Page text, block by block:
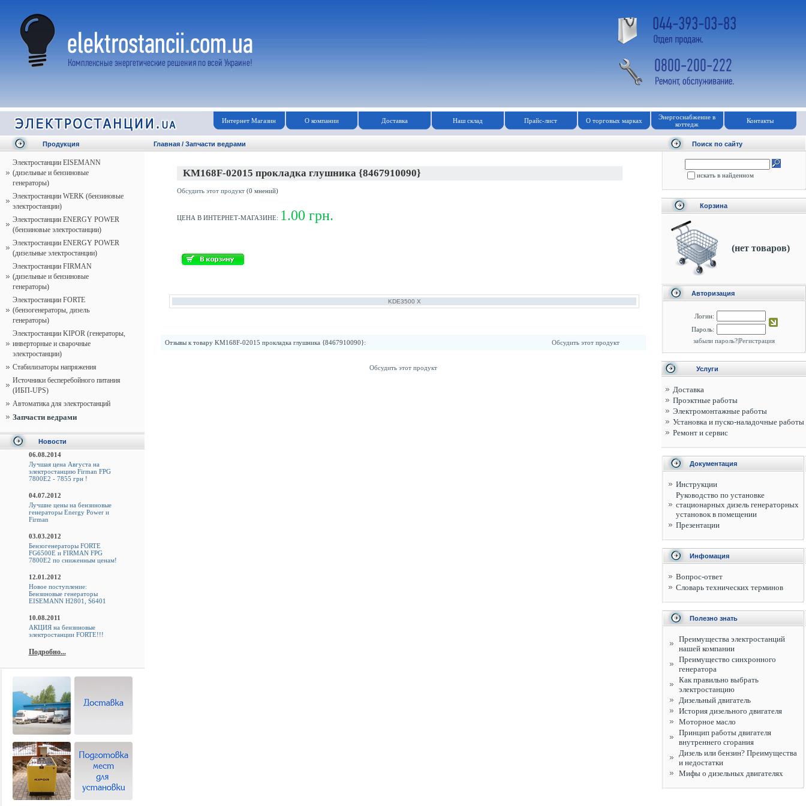
Интернет Магазин О компании Доставка Наш склад Прайс-лист О торговых марках
Энергоснабжение в
коттедж
Контакты
Продукция
Электростанции EISEMANN
(дизельные и бензиновые
генераторы)
Электростанции WERK (бензиновые
электростанции)
Электростанции ENERGY POWER
(бензиновые электростанции)
Электростанции ENERGY POWER
(дизельные электростанции)
Электростанции FIRMAN
(дизельные и бензиновые
генераторы)
Электростанции FORTE
(бензогенераторы, дизель
генераторы)
Электростанции KIPOR (генераторы,
инверторные и сварочные
электростанции)
Стабилизаторы напряжения
Источники бесперебойного питания
(ИБП-UPS)
Автоматика для электростанций
Запчасти ведрами
Новости
06.08.2014
Лучшая цена Августа на
электростанцию Firman FPG
7800E2 - 7855 грн !
04.07.2012
Лучшие цены на бензиновые
генераторы Energy Power и
Firman
03.03.2012
Бензогенераторы FORTE
FG6500E и FIRMAN FPG
7800E2 по сниженным ценам!
12.01.2012
Новое поступление:
Бензиновые генераторы
EISEMANN H2801, S6401
10.08.2011
АКЦИЯ на бензиновые
электростанции FORTE!!!
Подробно...
Главная / Запчасти ведрами
KM168F-02015 прокладка глушника {8467910090}
Обсудить этот продукт (0 мнений)
ЦЕНА В ИНТЕРНЕТ-МАГАЗИНЕ: 1.00 грн.
KDE3500 Х
Отзывы к товару KM168F-02015 прокладка глушника {8467910090}: Обсудить этот продукт
Обсудить этот продукт
Поиск по сайту
искать в найденном
Корзина
(нет товаров)
Авторизация
Логин:
Пароль:
забыли пароль?|Регистрация
Услуги
Доставка
Проэктные работы
Электромонтажные работы
Установка и пуско-наладочные работы
Ремонт и сервис
Документация
Инструкции
Руководство по установке
стационарных дизель генераторных
установок в помещении
Презентации
Инфомация
Вопрос-ответ
Словарь технических терминов
Полезно знать
Преимущества электростанций
нашей компании
Преимущество синхронного
генератора
Как правильно выбрать
электростанцию
Дизельный двигатель
История дизельного двигателя
Моторное масло
Принцип работы двигателя
внутреннего сгорания
Дизель или бензин? Преимущества
и недостатки
Мифы о дизельных двигателях